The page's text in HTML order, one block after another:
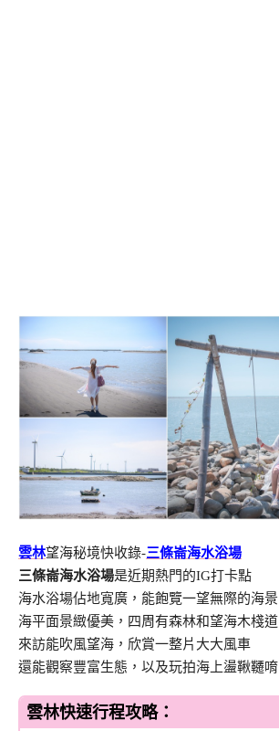
雲林望海秘境快收錄-三條崙海水浴場
三條崙海水浴場是近期熱門的IG打卡點
海水浴場佔地寬廣，能飽覽一望無際的海景
海平面景緻優美，四周有森林和望海木棧道
來訪能吹風望海，欣賞一整片大大風車
還能觀察豐富生態，以及玩拍海上盪鞦韆唷
雲林快速行程攻略：